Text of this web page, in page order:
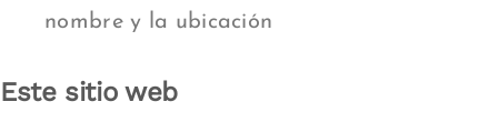
nombre y la ubicación
Este sitio web